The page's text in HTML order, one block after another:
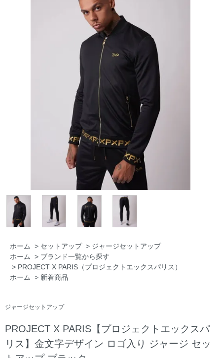
ホーム > セットアップ > ジャージセットアップ
ホーム > ブランド一覧から探す
> PROJECT X PARIS（プロジェクトエックスパリス）
ホーム > 新着商品
ジャージセットアップ
PROJECT X PARIS【プロジェクトエックスパ
リス】金文字デザイン ロゴ入り ジャージ セッ